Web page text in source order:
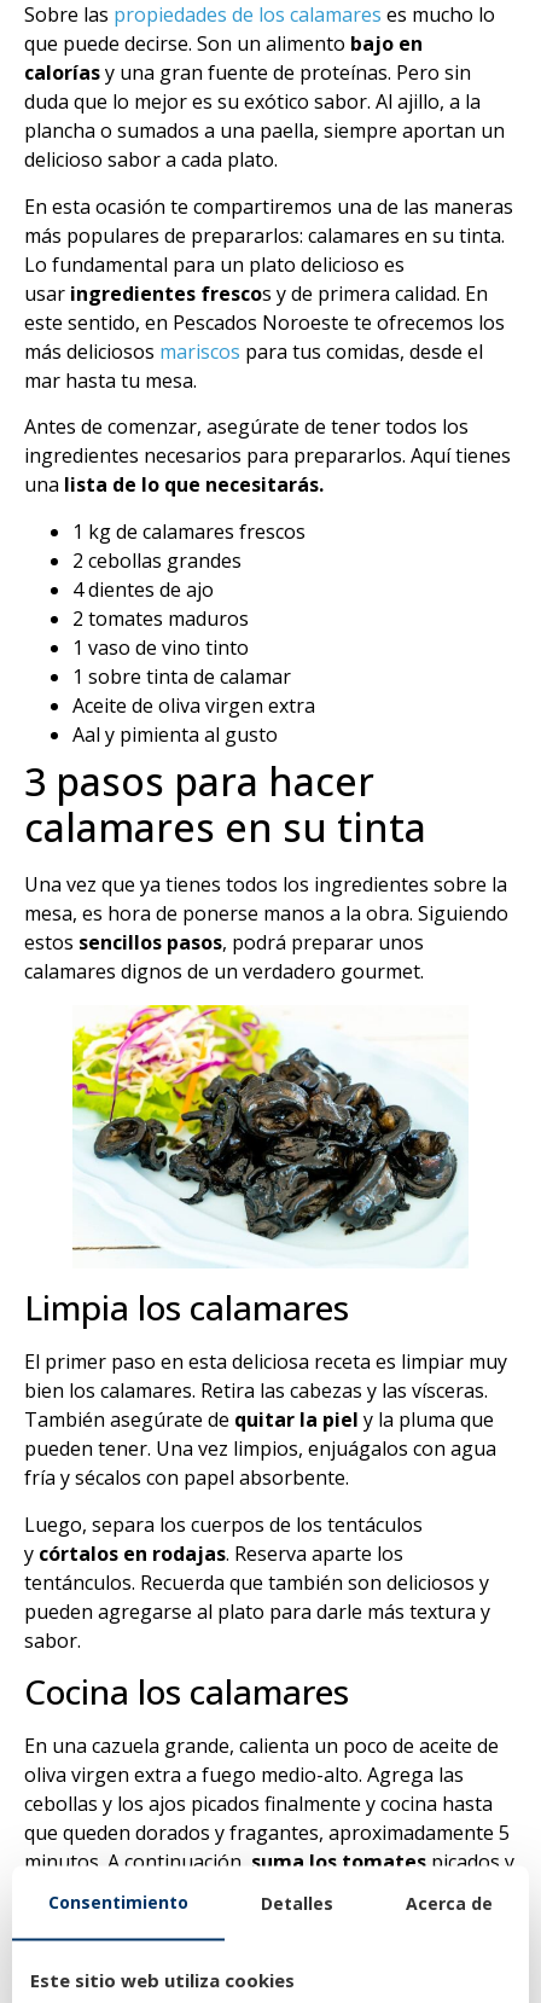
Sobre las propiedades de los calamares es mucho lo
que puede decirse. Son un alimento bajo en
caloríasy una gran fuente de proteínas. Pero sin
duda que lo mejor es su exótico sabor. Al ajillo, a la
plancha o sumados a una paella, siempre aportan un
delicioso sabor a cada plato.
En esta ocasión te compartiremos una de las maneras
más populares de prepararlos: calamares en su tinta.
Lo fundamental para un plato delicioso es
usar ingredientes frescos y de primera calidad. En
este sentido, en Pescados Noroeste te ofrecemos los
más deliciosos mariscos para tus comidas, desde el
mar hasta tu mesa.
Antes de comenzar, asegúrate de tener todos los
ingredientes necesarios para prepararlos. Aquí tienes
una lista de lo que necesitarás.
1 kg de calamares frescos
2 cebollas grandes
4 dientes de ajo
2 tomates maduros
1 vaso de vino tinto
1 sobre tinta de calamar
Aceite de oliva virgen extra
Aal y pimienta al gusto
3 pasos para hacer
calamares en su tinta
Una vez que ya tienes todos los ingredientes sobre la
mesa, es hora de ponerse manos a la obra. Siguiendo
estos sencillos pasos, podrá preparar unos
calamares dignos de un verdadero gourmet.
Limpia los calamares
El primer paso en esta deliciosa receta es limpiar muy
bien los calamares. Retira las cabezas y las vísceras.
También asegúrate de quitar la piel y la pluma que
pueden tener. Una vez limpios, enjuágalos con agua
fría y sécalos con papel absorbente.
Luego, separa los cuerpos de los tentáculos
y córtalos en rodajas. Reserva aparte los
tentánculos. Recuerda que también son deliciosos y
pueden agregarse al plato para darle más textura y
sabor.
Cocina los calamares
En una cazuela grande, calienta un poco de aceite de
oliva virgen extra a fuego medio-alto. Agrega las
cebollas y los ajos picados finalmente y cocina hasta
que queden dorados y fragantes, aproximadamente 5
minutos. A continuación, suma los tomates picados y
cocina hasta que se deshagan y se forme una salsa
medio-alto durante aproximadamente 20 minutos.
Consentimiento Detalles Acerca de
Este sitio web utiliza cookies